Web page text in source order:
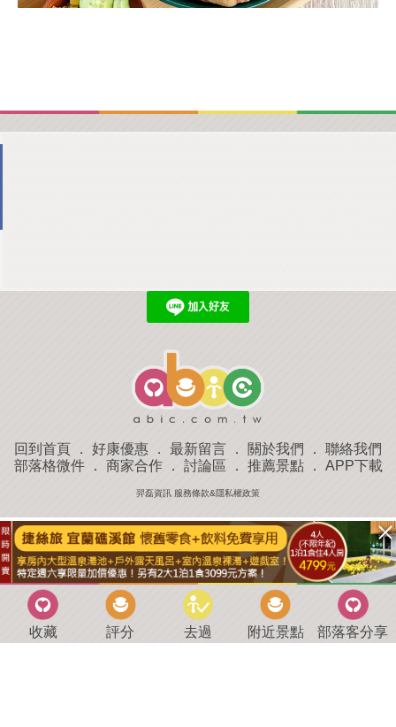
回到首頁 ． 好康優惠 ． 最新留言 ． 關於我們 ． 聯絡我們
部落格微件． 商家合作． 討論區 ． 推薦景點． APP下載
羿磊資訊 服務條款&隱私權政策
收藏 評分 去過 附近景點 部落客分享